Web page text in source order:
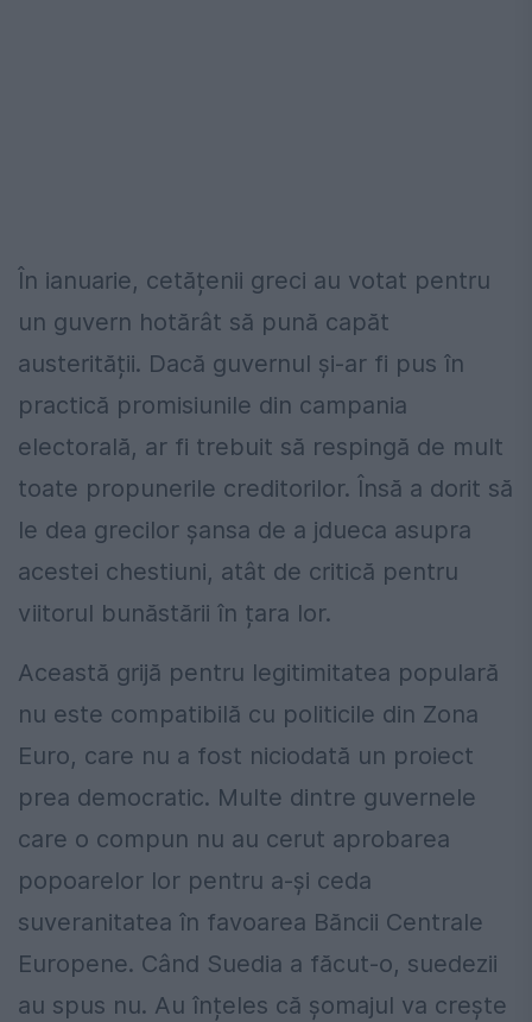
În ianuarie, cetățenii greci au votat pentru
un guvern hotărât să pună capăt
austerității. Dacă guvernul și-ar fi pus în
practică promisiunile din campania
electorală, ar fi trebuit să respingă de mult
toate propunerile creditorilor. Însă a dorit să
le dea grecilor șansa de a jdueca asupra
acestei chestiuni, atât de critică pentru
viitorul bunăstării în țara lor.
Această grijă pentru legitimitatea populară
nu este compatibilă cu politicile din Zona
Euro, care nu a fost niciodată un proiect
prea democratic. Multe dintre guvernele
care o compun nu au cerut aprobarea
popoarelor lor pentru a-și ceda
suveranitatea în favoarea Băncii Centrale
Europene. Când Suedia a făcut-o, suedezii
au spus nu. Au înțeles că șomajul va crește